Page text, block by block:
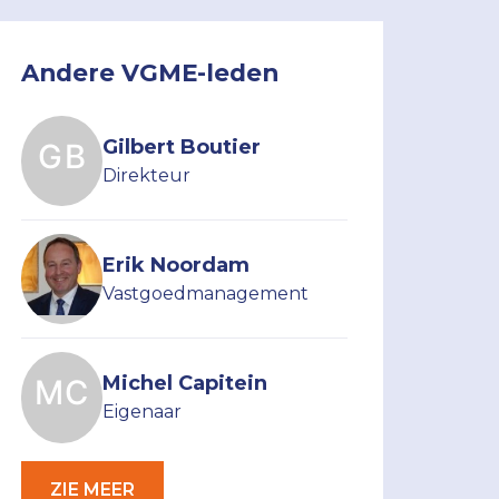
Andere VGME-leden
Gilbert Boutier
Direkteur
Erik Noordam
Vastgoedmanagement
Michel Capitein
Eigenaar
ZIE MEER